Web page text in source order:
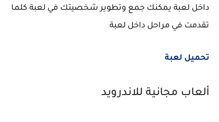
داخل لعبة يمكنك جمع وتطوير شخصيتك في لعبة كلما
تقدمت في مراحل داخل لعبة
تحميل لعبة
ألعاب مجانية للاندرويد